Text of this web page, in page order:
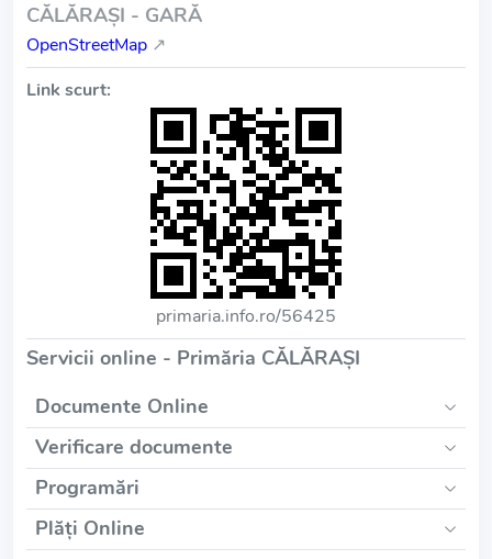
CĂLĂRAŞI - GARĂ
OpenStreetMap ↗
Link scurt:
primaria.info.ro/56425
Servicii online - Primăria CĂLĂRAŞI
Documente Online
Verificare documente
Programări
Plăți Online